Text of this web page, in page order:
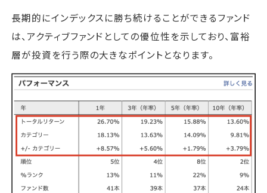
長期的にインデックスに勝ち続けることができるファンド
は、アクティブファンドとしての優位性を示しており、富裕
層が投資を行う際の大きなポイントとなります。